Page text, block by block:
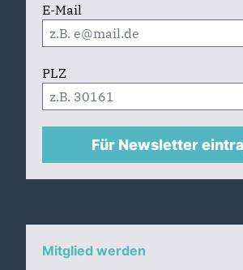
E-Mail
PLZ
Für Newsletter
Mitglied werden